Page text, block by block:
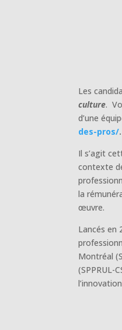
Les
culture.
d’une
des-pros/.
Il s’agit
contexte
la
œuvre.
Lancés en
Montréal
(SPPRUL-